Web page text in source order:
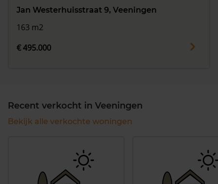
Jan Westerhuisstraat 9, Veeningen
163 m2
€ 495.000
Recent verkocht in Veeningen
Bekijk alle verkochte woningen